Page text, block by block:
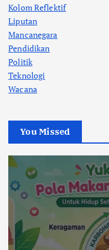
Kolom Reflektif
Liputan
Mancanegara
Pendidikan
Politik
Teknologi
Wacana
You Missed